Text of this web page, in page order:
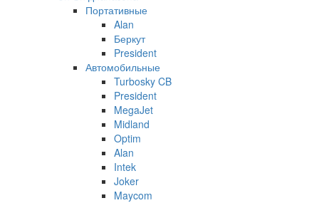
Портативные
Alan
Беркут
President
Автомобильные
Turbosky CB
President
MegaJet
Midland
Optim
Alan
Intek
Joker
Maycom